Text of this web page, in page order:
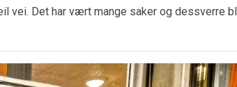
vei. Det har vært mange saker og dessverre